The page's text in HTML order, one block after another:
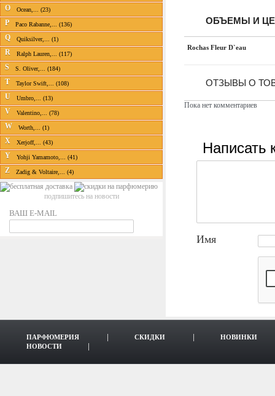
O Ocean,... (23)
P Paco Rabanne,... (136)
Q Quiksilver,... (1)
R Ralph Lauren,... (117)
S S. Oliver,... (184)
T Taylor Swift,... (108)
U Umbro,... (13)
V Valentino,... (78)
W Worth,... (1)
X Xerjoff,... (43)
Y Yohji Yamamoto,... (41)
Z Zadig & Voltaire,... (4)
подпишитесь на новости
ВАШ E-MAIL
ОБЪЕМЫ И
Rochas Fleur D`eau
ОТЗЫВЫ О
Пока нет комментариев
Написать
Имя
ПАРФЮМЕРИЯ СКИДКИ
НОВИНКИ
НОВОСТИ